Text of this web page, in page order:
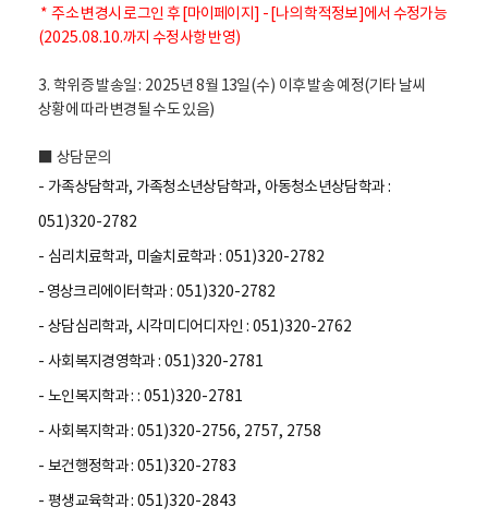
*주소 변경시 로그인 후 [마이페이지] - [나의 학적정보]에서 수정가능
(2025.08.10.까지 수정사항 반영)
3. 학위증 발송일: 2025년8월 13일(수) 이후 발송 예정(기타 날씨
상황에 따라 변경될 수도 있음)
■ 상담문의
- 가족상담학과, 가족청소년상담학과, 아동청소년상담학과:
051)320-2782
- 심리치료학과, 미술치료학과: 051)320-2782
- 영상크리에이터학과: 051)320-2782
- 상담심리학과, 시각미디어디자인 : 051)320-2762
- 사회복지경영학과: 051)320-2781
- 노인복지학과: : 051)320-2781
- 사회복지학과: 051)320-2756, 2757, 2758
- 보건행정학과: 051)320-2783
- 평생교육학과: 051)320-2843